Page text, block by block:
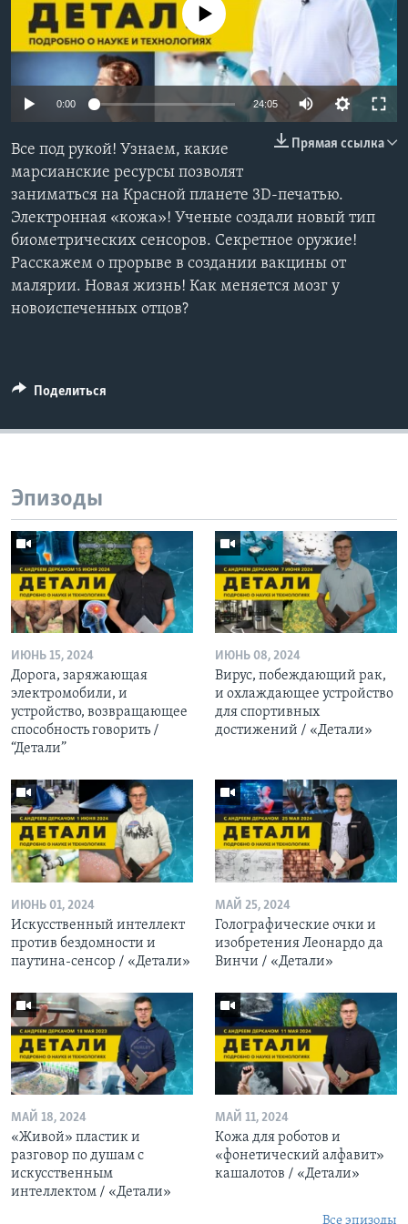
Learning English
СОЦИАЛЬНЫЕ СЕТИ
Языки
No media source currently available
0:00 24:05
Прямая ссылка
Все под рукой! Узнаем, какие
марсианские ресурсы позволят
заниматься на Красной планете 3D-печатью.
Электронная «кожа»! Ученые создали новый тип
биометрических сенсоров. Секретное оружие!
Расскажем о прорыве в создании вакцины от
малярии. Новая жизнь! Как меняется мозг у
новоиспеченных отцов?
Поделиться
Эпизоды
ИЮНЬ 15, 2024
Дорога, заряжающая
электромобили, и
устройство, возвращающее
способность говорить /
“Детали”
ИЮНЬ 08, 2024
Вирус, побеждающий рак,
и охлаждающее устройство
для спортивных
достижений / «Детали»
ИЮНЬ 01, 2024
Искусственный интеллект
против бездомности и
паутина-сенсор / «Детали»
МАЙ 25, 2024
Голографические очки и
изобретения Леонардо да
Винчи / «Детали»
МАЙ 18, 2024
«Живой» пластик и
разговор по душам с
искусственным
интеллектом / «Детали»
МАЙ 11, 2024
Кожа для роботов и
«фонетический алфавит»
кашалотов / «Детали»
Все эпизоды